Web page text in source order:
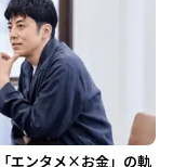
エンタメ×お金」の軌